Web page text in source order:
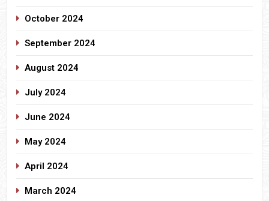
October 2024
September 2024
August 2024
July 2024
June 2024
May 2024
April 2024
March 2024